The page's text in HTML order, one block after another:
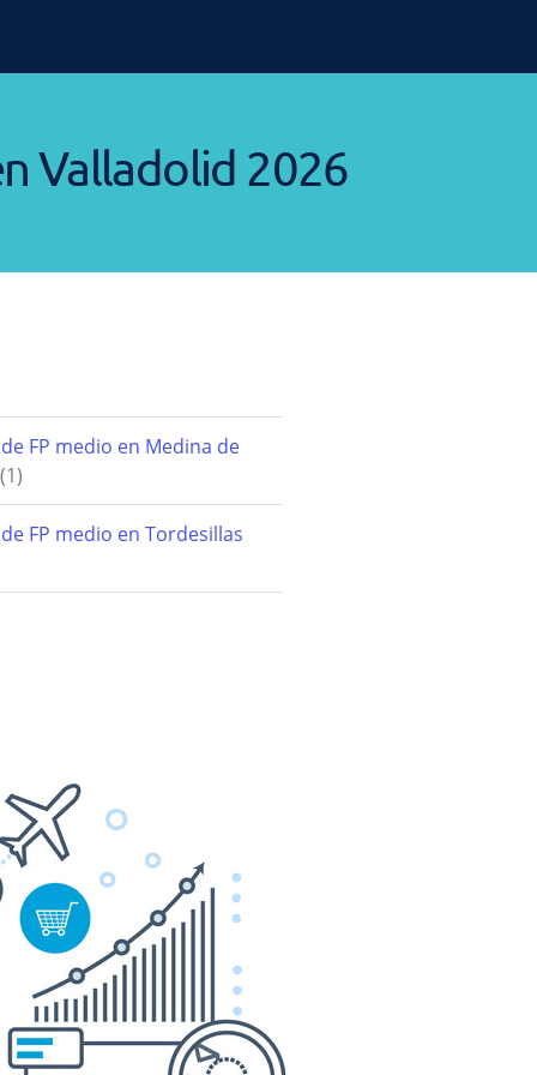
Valladolid 2026
FP medio en Medina de
(1)
FP medio en Tordesillas